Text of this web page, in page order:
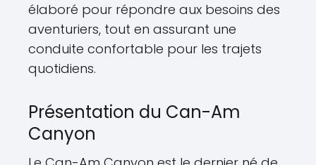
élaboré pour répondre aux besoins des
aventuriers, tout en assurant une
conduite confortable pour les trajets
quotidiens.
Présentation du Can-Am
Canyon